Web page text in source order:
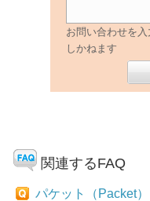
お問い合わせを
しかねます
関連するFAQ
パケット（Packet）